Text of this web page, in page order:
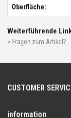
Oberfläche:
Weiterführende
> Fragen zum Artikel?
CUSTOMER
information